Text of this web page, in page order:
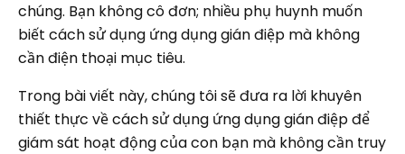
chúng. Bạn không cô đơn; nhiều phụ huynh muốn
biết cách sử dụng ứng dụng gián điệp mà không
cần điện thoại mục tiêu.
Trong bài viết này, chúng tôi sẽ đưa ra lời khuyên
thiết thực về cách sử dụng ứng dụng gián điệp để
giám sát hoạt động của con bạn mà không cần truy